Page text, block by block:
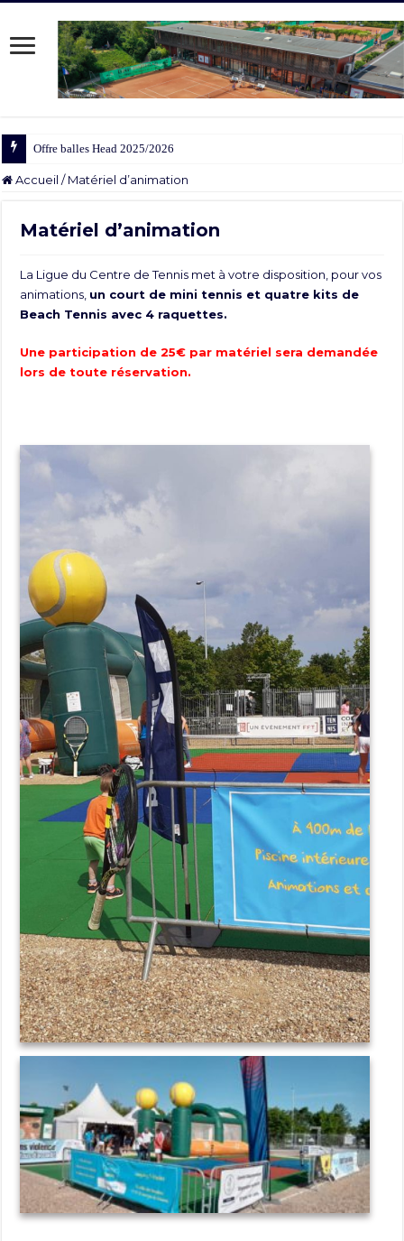
Offre balles Head 2025/2026
Accueil / Matériel d’animation
Matériel d’animation
La Ligue du Centre de Tennis met à votre disposition, pour vos
animations, un court de mini tennis et quatre kits de
Beach Tennis avec 4 raquettes.
Une participation de 25€ par matériel sera demandée
lors de toute réservation.